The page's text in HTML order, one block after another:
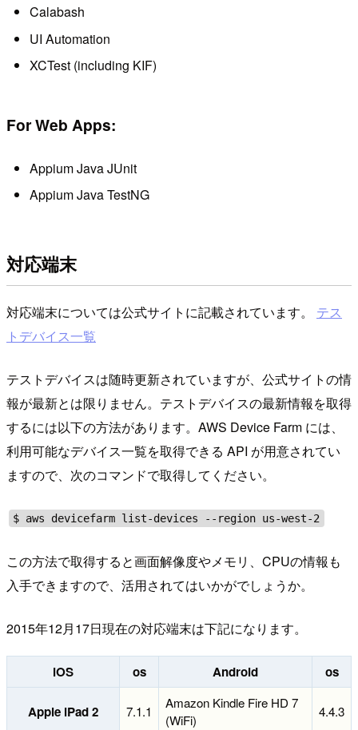
Calabash
UI Automation
XCTest (including KIF)
For Web Apps:
Appium Java JUnit
Appium Java TestNG
対応端末
対応端末については公式サイトに記載されています。 テス
トデバイス一覧
テストデバイスは随時更新されていますが、公式サイトの情
報が最新とは限りません。テストデバイスの最新情報を取得
するには以下の方法があります。AWS Device Farm には、
利用可能なデバイス一覧を取得できる API が用意されてい
ますので、次のコマンドで取得してください。
$ aws devicefarm list-devices --region us-west-2
この方法で取得すると画面解像度やメモリ、CPUの情報も
入手できますので、活用されてはいかがでしょうか。
2015年12月17日現在の対応端末は下記になります。
iOS os Android os
Apple iPad 2 7.1.1
Amazon Kindle Fire HD 7
(WiFi)
4.4.3